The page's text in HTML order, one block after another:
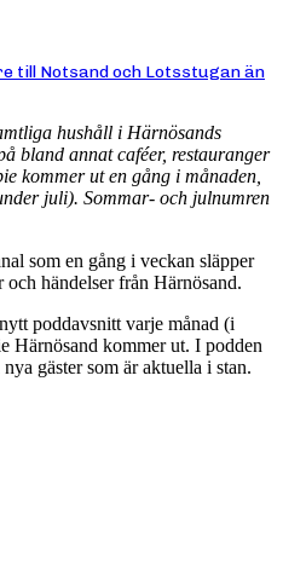
till Notsand och Lotsstugan än
hushåll i Härnösands
bland annat caféer, restauranger
kommer ut en gång i månaden,
juli). Sommar- och julnumren
som en gång i veckan släpper
händelser från Härnösand.
poddavsnitt varje månad (i
Härnösand kommer ut. I podden
gäster som är aktuella i stan.